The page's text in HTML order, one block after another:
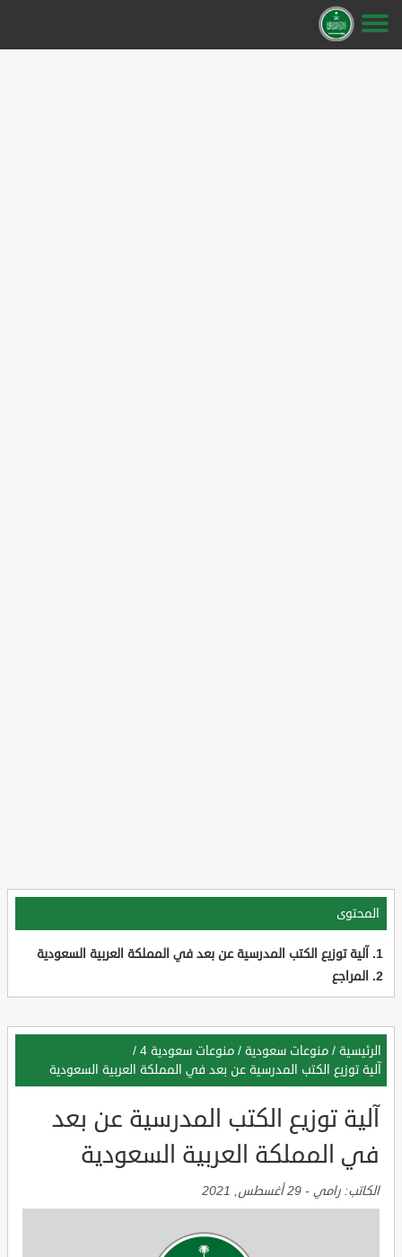
المحتوى
آلية توزيع الكتب المدرسية عن بعد في المملكة العربية السعودية
المراجع
الرئيسية / منوعات سعودية / منوعات سعودية 4
/
آلية توزيع الكتب المدرسية عن بعد في المملكة العربية السعودية
آلية توزيع الكتب المدرسية عن بعد
في المملكة العربية السعودية
الكاتب: رامي - 29 أغسطس, 2021